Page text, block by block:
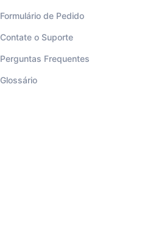
Formulário de Pedido
Contate o Suporte
Perguntas Frequentes
Glossário